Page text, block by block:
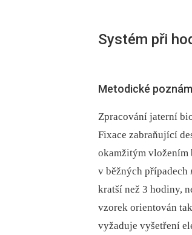
Systém při
Metodické
Zpracování jaterní
Fixace zabraňující
okamžitým vložením
v běžných případech
kratší než 3 hodiny,
vzorek orientován
vyžaduje vyšetření